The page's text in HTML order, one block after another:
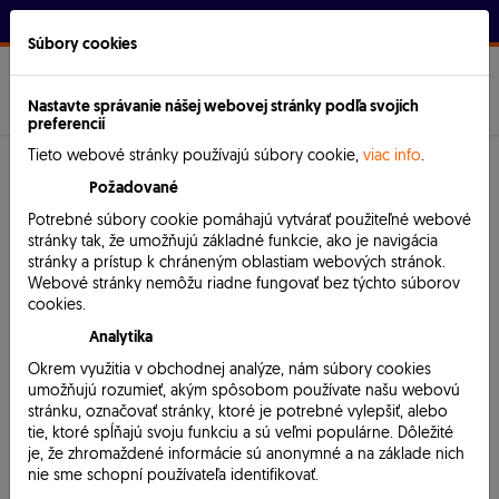
MENU
Novinky
Spať na prehľad
So systémom SRS® v ponuke
aj e-shopové riešenie
Dátum: 20.2.2023
Informačný systém SRS® neustále rozvíjame a pridávame
Súbory cookies
Nastavte správanie nášej webovej stránky podľa svojích
preferencií
Tieto webové stránky používajú súbory cookie, viac info.
Požadované
Potrebné súbory cookie pomáhajú vytvárať použiteľné webové
stránky tak, že umožňujú základné funkcie, ako je navigácia
stránky a prístup k chráneným oblastiam webových stránok.
Webové stránky nemôžu riadne fungovať bez týchto súborov
cookies.
Analytika
Okrem využitia v obchodnej analýze, nám súbory cookies
umožňujú rozumieť, akým spôsobom používate našu webovú
stránku, označovať stránky, ktoré je potrebné vylepšiť, alebo
tie, ktoré spĺňajú svoju funkciu a sú veľmi populárne. Dôležité
je, že zhromaždené informácie sú anonymné a na základe nich
nie sme schopní používateľa identifikovať.